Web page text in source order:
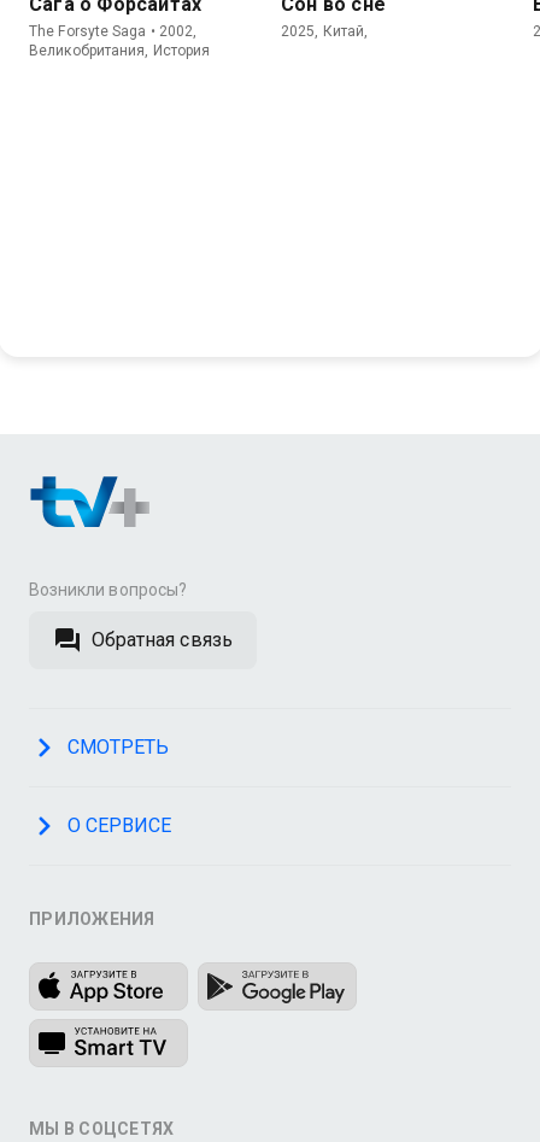
The Forsyte Saga • 2002,
Великобритания, История
2025, Китай,
Возникли вопросы?
Обратная связь
СМОТРЕТЬ
О СЕРВИСЕ
ПРИЛОЖЕНИЯ
МЫ В СОЦСЕТЯХ